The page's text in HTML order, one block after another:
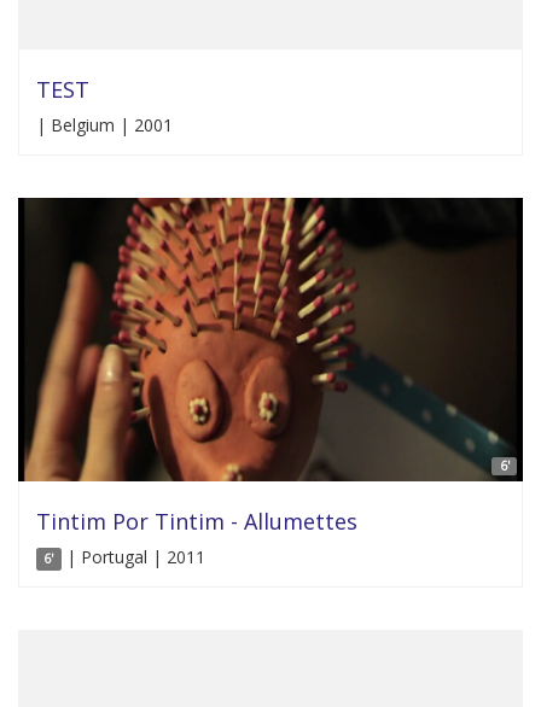
TEST
| Belgium | 2001
6'
Tintim Por Tintim - Allumettes
6' | Portugal | 2011